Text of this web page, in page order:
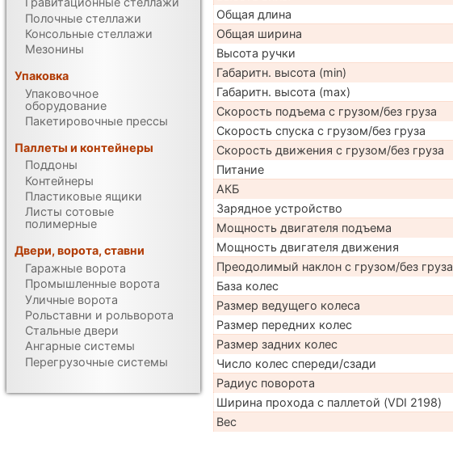
Общая длина
Общая ширина
Высота ручки
Габаритн. высота (min)
Габаритн. высота (max)
Скорость подъема с грузом/без груза
Скорость спуска с грузом/без груза
Скорость движения с грузом/без груза
Питание
АКБ
Зарядное устройство
Мощность двигателя подъема
Мощность двигателя движения
Преодолимый наклон с грузом/без груза
База колес
Размер ведущего колеса
Размер передних колес
Размер задних колес
Число колес спереди/сзади
Радиус поворота
Ширина прохода с паллетой (VDI 2198)
Вес
Полочные стеллажи
Консольные стеллажи
Мезонины
Упаковка
Упаковочное
оборудование
Пакетировочные прессы
Паллеты и контейнеры
Поддоны
Контейнеры
Пластиковые ящики
Листы сотовые
полимерные
Двери, ворота, ставни
Гаражные ворота
Промышленные ворота
Уличные ворота
Рольставни и рольворота
Стальные двери
Ангарные системы
Перегрузочные системы